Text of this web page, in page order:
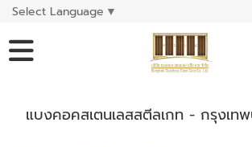
Select Language ▼
แบงคอคสเตนเลสสตีลเกท - กรุงเทพ